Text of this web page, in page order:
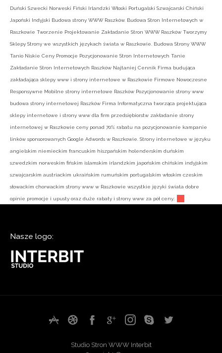
Duński Szwecki Norweski Fiński Irlandzki Włoski Portugalski Szwajcarski Chiński
Japoński Indyjski Budowa strony WWW Raszków. Budowa Stron Internetowych w
Raszkowie Tworzenie Projektowanie Zakładanie Stron WWW Raszków Tworzymy
Sklepy Strony we wszystkich językach świata w Raszkowie. Budowa Strony WWW
Tanio Niskie Ceny Promocje Pozycjonowanie Stron Internetowych Tanie
Zakładanie Stron Internetowych Raszków Najtaniej Cennik Firma budująca
zakładająca sklepy www i strony internetowe w Raszkowie Firmowe Nowoczesne
Responsywne Mobilne strony internetowe Raszków Pozycjonowanie strony www
budowa strony internetowej Raszków Firma Informatyczna tworząca projektująca
sklepy internetowe i strony www dla firm przedsiębiorstw zakładanie strony
internetowej w Raszkowie ceny ponad 70% rabatu na pozycjonowanie kampanie
linków sponsorowanych Google Adwords w Raszkowie. Strony internetowe w języku
angielskim niemieckim francuskim hiszpańskim holenderskim duńskim
szwedzkim norweskim fińskim islamskim irlandzkim japońskim chińskim indyjskim
szwajcarskim austriackim ukraińskim rumuńskim portugalskim włoskim czeskim
słowackim chorwackim strony www w Raszkowie wszystkie języki świata dobre
opinie promocje i upusty oraz duże rabaty i strony www za pół ceny.:
Nasze logo:
Studio Stron WWW Interbit